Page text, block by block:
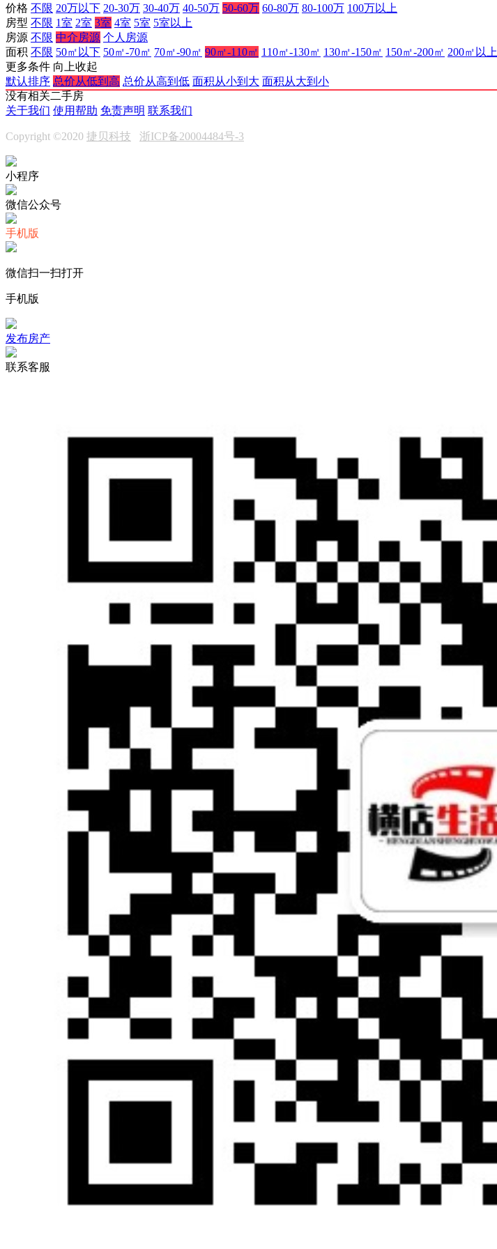
价格 不限 20万以下 20-30万 30-40万 40-50万 50-60万 60-80万 80-100万 100万以上
房型 不限 1室 2室 3室 4室 5室 5室以上
房源 不限 中介房源 个人房源
面积 不限 50㎡以下 50㎡-70㎡ 70㎡-90㎡ 90㎡-110㎡ 110㎡-130㎡ 130㎡-150㎡ 150㎡-200㎡ 200㎡以上
更多条件 向上收起
默认排序 总价从低到高 总价从高到低 面积从小到大 面积从大到小
没有相关二手房
关于我们 使用帮助 免责声明 联系我们
Copyright ©2020 捷贝科技 浙ICP备20004484号-3
小程序
微信公众号
手机版
微信扫一扫打开
手机版
发布房产
联系客服